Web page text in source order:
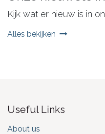
Kijk wat er nieuw is in
Alles bekijken
Useful Links
About us